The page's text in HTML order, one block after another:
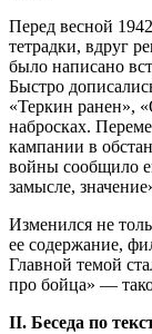
Перед весной
тетрадки, вдруг
было написано
Быстро
«Теркин ранен»,
набросках.
кампании в
войны сообщило
замысле,
Изменился не
ее содержание,
Главной темой
про бойца» —
II. Беседа по